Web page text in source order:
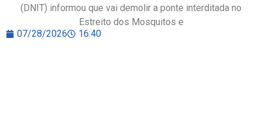
(DNIT) informou que vai demolir a ponte interditada no
Estreito dos Mosquitos e
07/28/2026
16:40